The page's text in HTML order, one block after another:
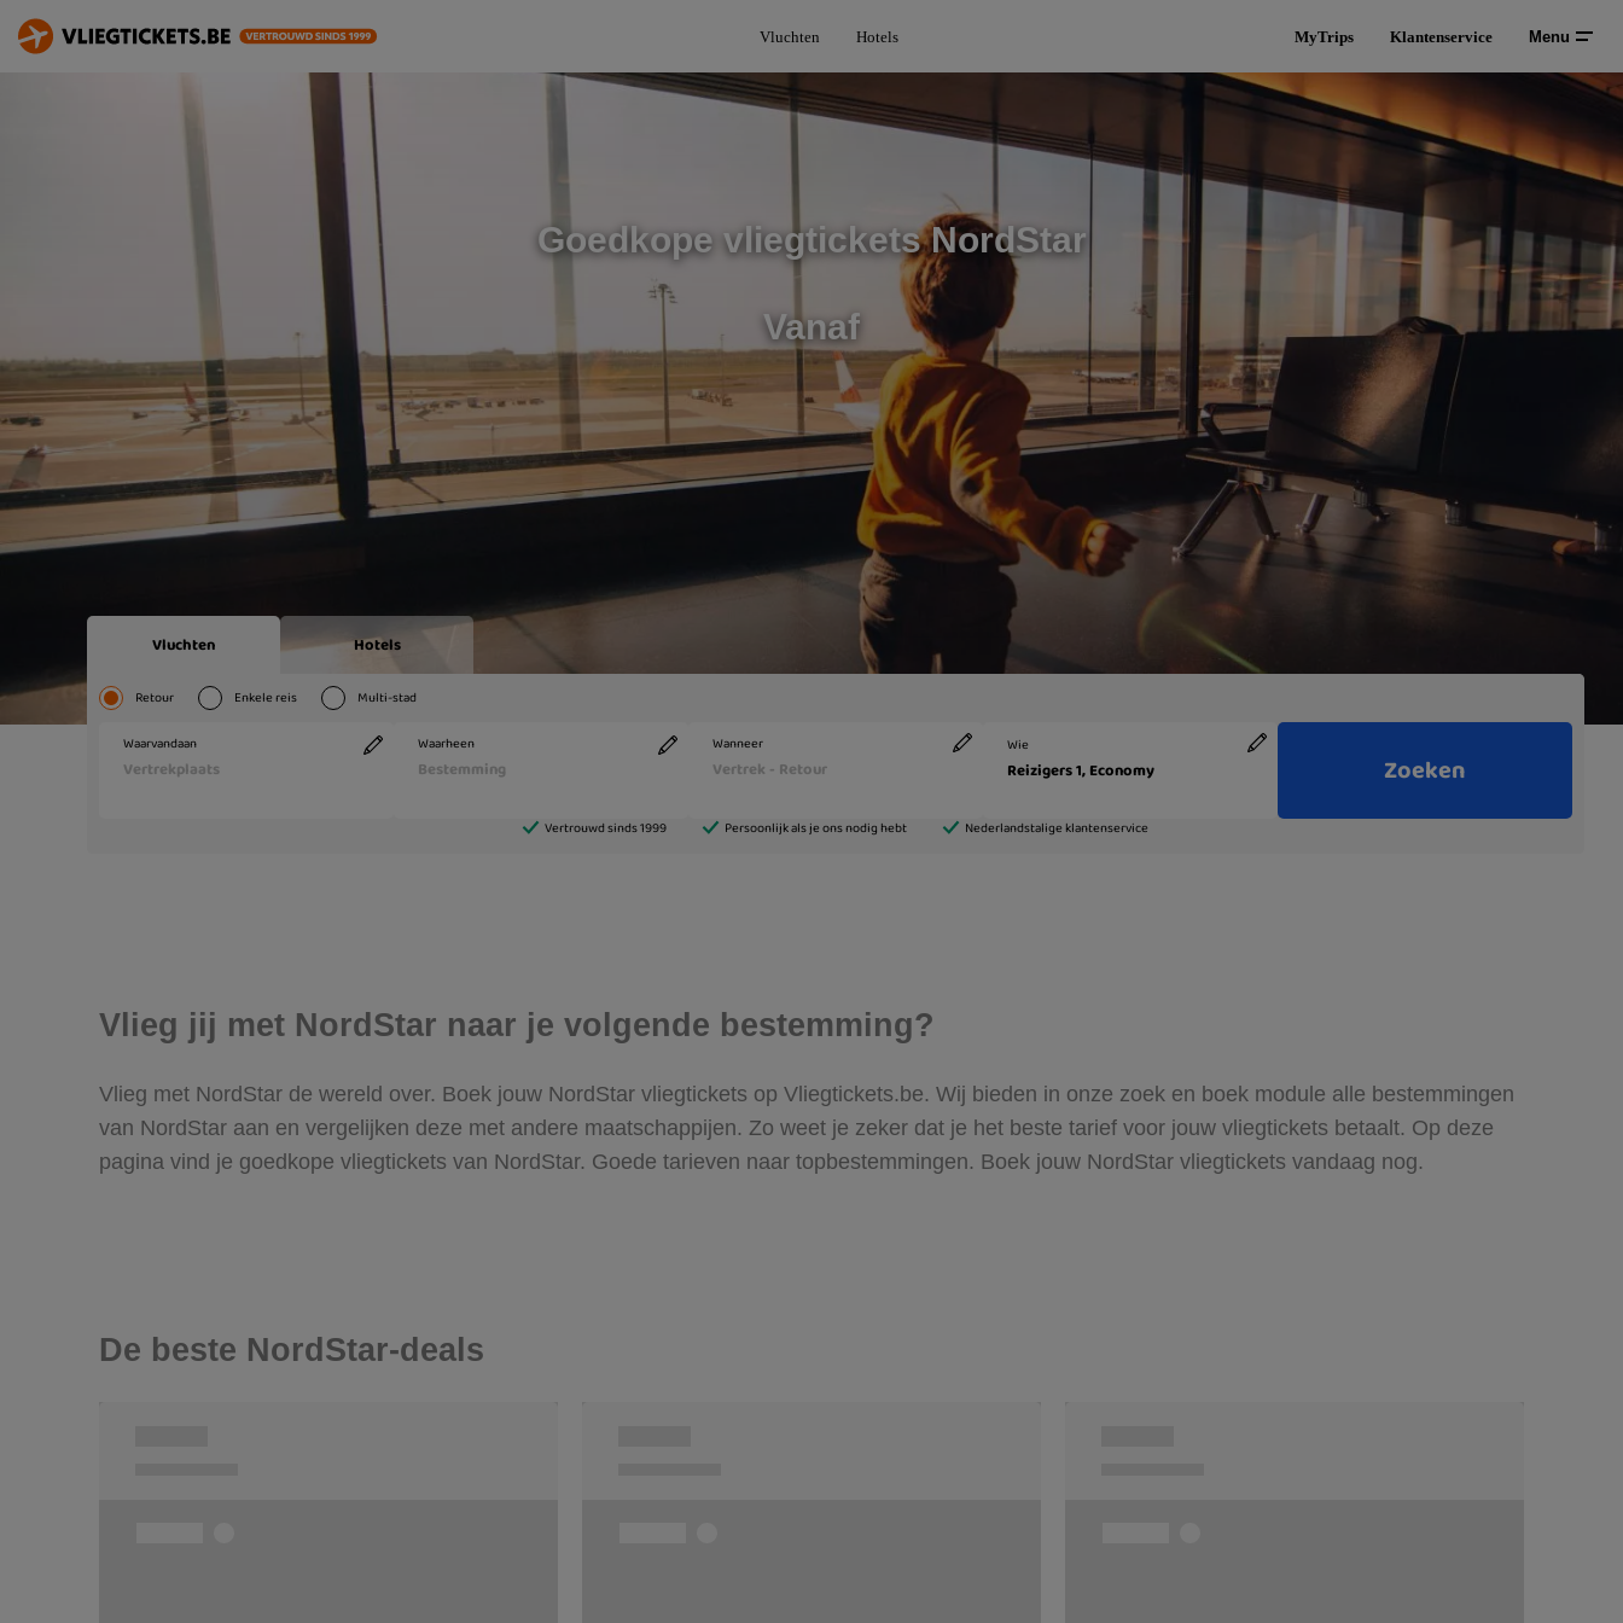
Vluchten Hotels MyTrips Klantenservice Menu
Goedkope vliegtickets NordStar
Vanaf
Vlieg jij met NordStar naar je volgende bestemming?
Vlieg met NordStar de wereld over. Boek jouw NordStar vliegtickets op Vliegtickets.be. Wij bieden in onze zoek en boek module alle bestemmingen
van NordStar aan en vergelijken deze met andere maatschappijen. Zo weet je zeker dat je het beste tarief voor jouw vliegtickets betaalt. Op deze
pagina vind je goedkope vliegtickets van NordStar. Goede tarieven naar topbestemmingen. Boek jouw NordStar vliegtickets vandaag nog.
De beste NordStar-deals